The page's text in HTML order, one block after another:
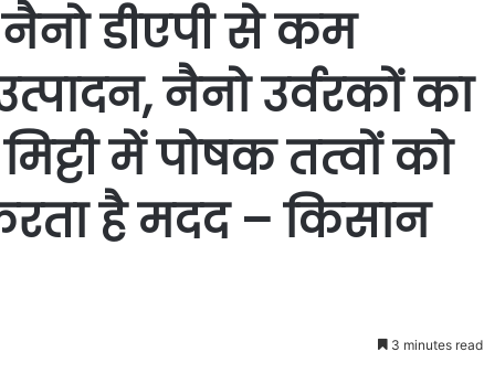
डीएपी से कम
नैनो उर्वरकों का
में पोषक तत्वों को
है मदद – किसान
3 minutes read